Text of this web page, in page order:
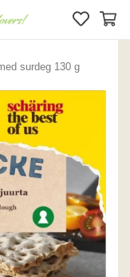
surdeg 130 g